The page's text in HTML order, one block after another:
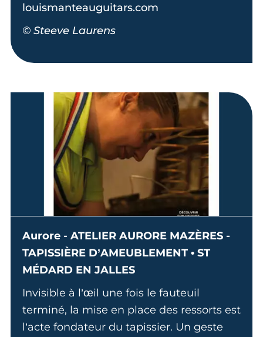
louismanteauguitars.com
© Steeve Laurens
Aurore - ATELIER AURORE MAZÈRES -
TAPISSIÈRE D’AMEUBLEMENT • ST
MÉDARD EN JALLES
Invisible à l’œil une fois le fauteuil
terminé, la mise en place des ressorts est
l’acte fondateur du tapissier. Un geste